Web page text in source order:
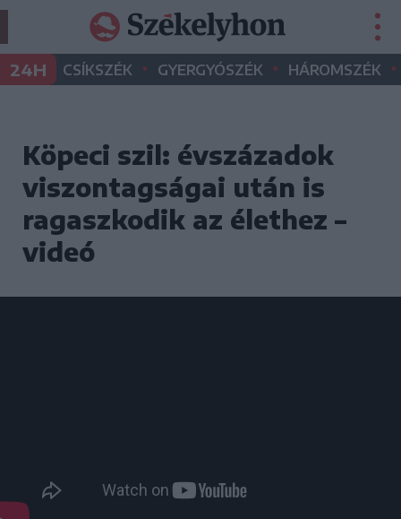
24H CSÍKSZÉK • GYERGYÓSZÉK • HÁROMSZÉK •
Köpeci szil: évszázadok
viszontagságai után is
ragaszkodik az élethez –
videó